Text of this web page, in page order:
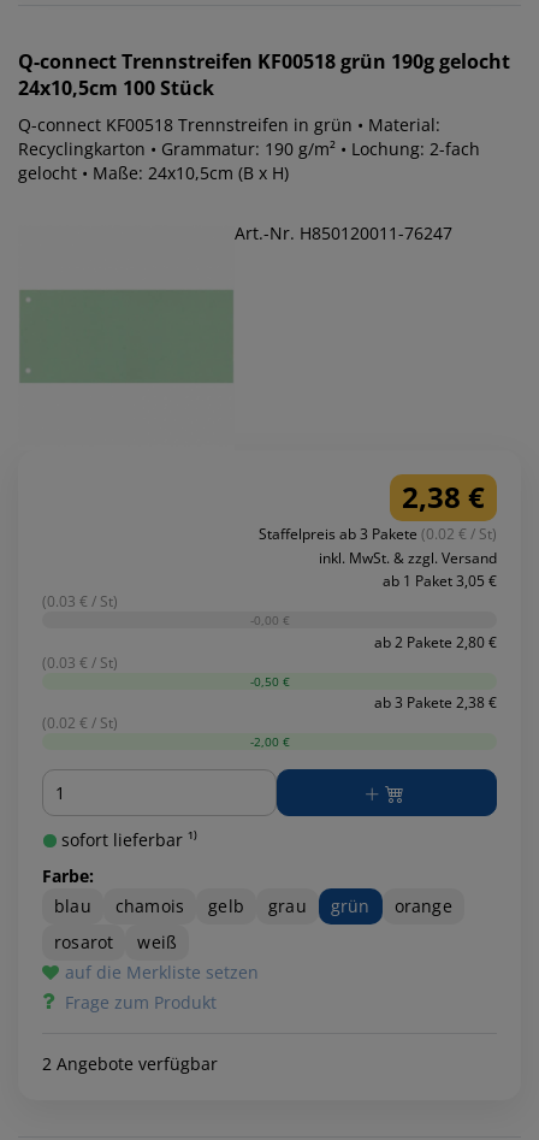
Q-connectTrennstreifen KF00518 grün 190g gelocht
24x10,5cm 100 Stück
Q-connect KF00518 Trennstreifen in grün • Material:
Recyclingkarton • Grammatur: 190 g/m² • Lochung: 2-fach
gelocht • Maße: 24x10,5cm (B x H)
Art.-Nr. H850120011-76247
2,38 €
Staffelpreis ab 3 Pakete (0.02 € / St)
inkl. MwSt. & zzgl. Versand
ab 1 Paket 3,05 €
(0.03 € / St)
-0,00 €
ab 2 Pakete 2,80 €
(0.03 € / St)
-0,50 €
ab 3 Pakete 2,38 €
(0.02 € / St)
-2,00 €
Menge
sofort lieferbar ¹⁾
Farbe:
blau
chamois gelb grau grün
orange
rosarot
weiß
auf die Merkliste setzen
Frage zum Produkt
2 Angebote verfügbar